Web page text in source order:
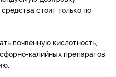
стоит только по
почвенную кислотность,
калийных препаратов